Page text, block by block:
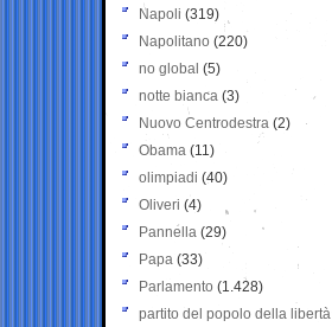
Napoli (319)
Napolitano (220)
no global (5)
notte bianca (3)
Nuovo Centrodestra (2)
Obama (11)
olimpiadi (40)
Oliveri (4)
Pannella (29)
Papa (33)
Parlamento (1.428)
partito del popolo della libertà